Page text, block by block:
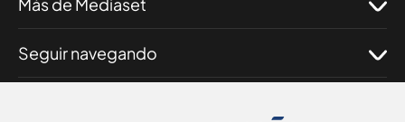
Seguir navegando